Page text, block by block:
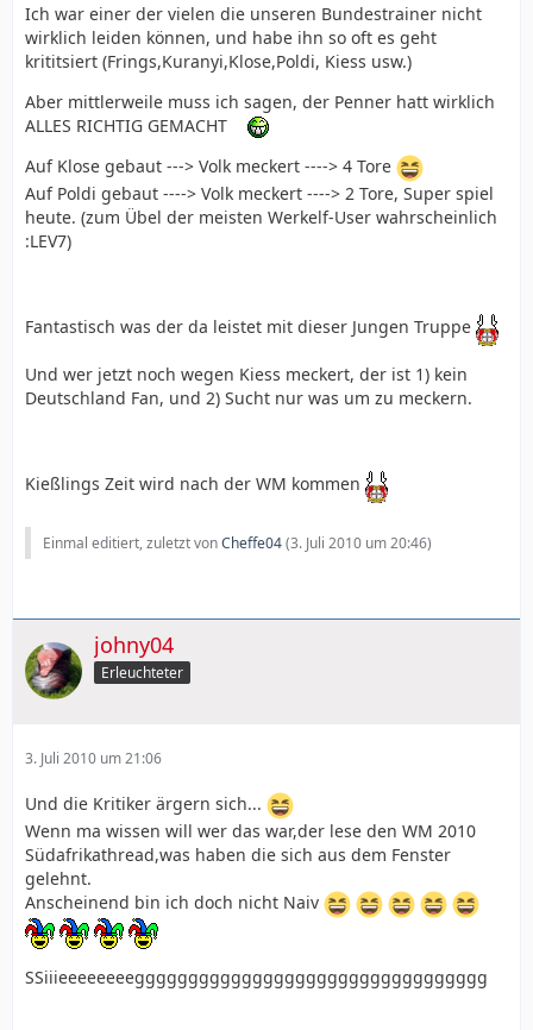
Ich war einer der vielen die unseren Bundestrainer nicht
wirklich leiden können, und habe ihn so oft es geht
krititsiert (Frings,Kuranyi,Klose,Poldi, Kiess usw.)
Aber mittlerweile muss ich sagen, der Penner hatt wirklich
ALLES RICHTIG GEMACHT
Auf Klose gebaut ---> Volk meckert ----> 4 Tore
Auf Poldi gebaut ----> Volk meckert ----> 2 Tore, Super spiel
heute. (zum Übel der meisten Werkelf-User wahrscheinlich
:LEV7)
Fantastisch was der da leistet mit dieser Jungen Truppe
Und wer jetzt noch wegen Kiess meckert, der ist 1) kein
Deutschland Fan, und 2) Sucht nur was um zu meckern.
Kießlings Zeit wird nach der WM kommen
Einmal editiert, zuletzt vonCheffe04(3. Juli 2010 um 20:46)
johny04
Erleuchteter
3. Juli 2010 um 21:06
Und die Kritiker ärgern sich...
Wenn ma wissen will wer das war,der lese den WM 2010
Südafrikathread,was haben die sich aus dem Fenster
gelehnt.
Anscheinend bin ich doch nicht Naiv
SSiiieeeeeeeeggggggggggggggggggggggggggggggggg